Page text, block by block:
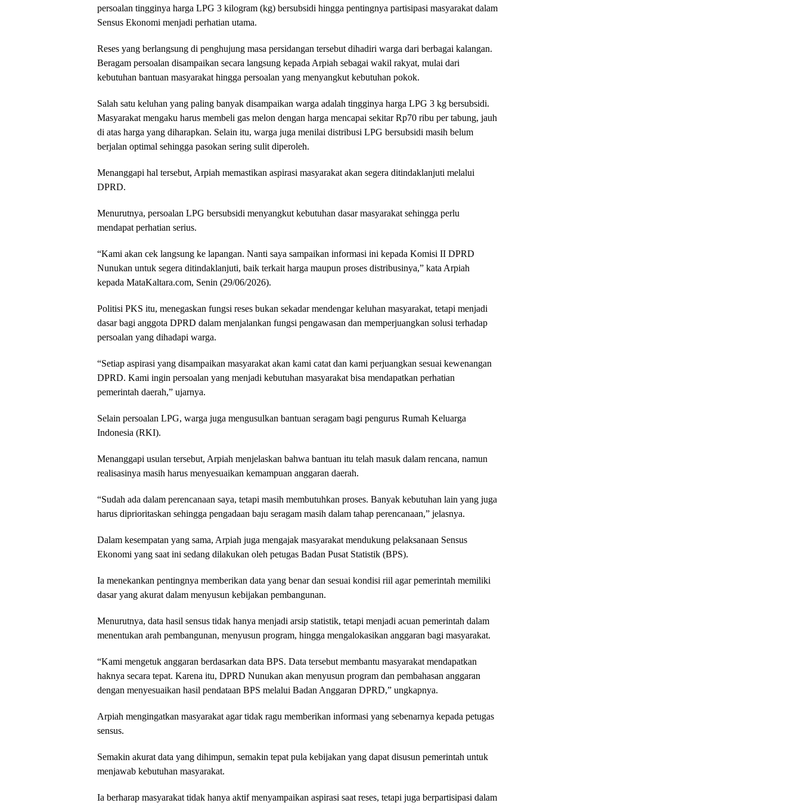
persoalan tingginya harga LPG 3 kilogram (kg) bersubsidi hingga pentingnya partisipasi masyarakat dalam
Sensus Ekonomi menjadi perhatian utama.
Reses yang berlangsung di penghujung masa persidangan tersebut dihadiri warga dari berbagai kalangan.
Beragam persoalan disampaikan secara langsung kepada Arpiah sebagai wakil rakyat, mulai dari
kebutuhan bantuan masyarakat hingga persoalan yang menyangkut kebutuhan pokok.
Salah satu keluhan yang paling banyak disampaikan warga adalah tingginya harga LPG 3 kg bersubsidi.
Masyarakat mengaku harus membeli gas melon dengan harga mencapai sekitar Rp70 ribu per tabung, jauh
di atas harga yang diharapkan. Selain itu, warga juga menilai distribusi LPG bersubsidi masih belum
berjalan optimal sehingga pasokan sering sulit diperoleh.
Menanggapi hal tersebut, Arpiah memastikan aspirasi masyarakat akan segera ditindaklanjuti melalui
DPRD.
Menurutnya, persoalan LPG bersubsidi menyangkut kebutuhan dasar masyarakat sehingga perlu
mendapat perhatian serius.
“Kami akan cek langsung ke lapangan. Nanti saya sampaikan informasi ini kepada Komisi II DPRD
Nunukan untuk segera ditindaklanjuti, baik terkait harga maupun proses distribusinya,” kata Arpiah
kepada MataKaltara.com, Senin (29/06/2026).
Politisi PKS itu, menegaskan fungsi reses bukan sekadar mendengar keluhan masyarakat, tetapi menjadi
dasar bagi anggota DPRD dalam menjalankan fungsi pengawasan dan memperjuangkan solusi terhadap
persoalan yang dihadapi warga.
“Setiap aspirasi yang disampaikan masyarakat akan kami catat dan kami perjuangkan sesuai kewenangan
DPRD. Kami ingin persoalan yang menjadi kebutuhan masyarakat bisa mendapatkan perhatian
pemerintah daerah,” ujarnya.
Selain persoalan LPG, warga juga mengusulkan bantuan seragam bagi pengurus Rumah Keluarga
Indonesia (RKI).
Menanggapi usulan tersebut, Arpiah menjelaskan bahwa bantuan itu telah masuk dalam rencana, namun
realisasinya masih harus menyesuaikan kemampuan anggaran daerah.
“Sudah ada dalam perencanaan saya, tetapi masih membutuhkan proses. Banyak kebutuhan lain yang juga
harus diprioritaskan sehingga pengadaan baju seragam masih dalam tahap perencanaan,” jelasnya.
Dalam kesempatan yang sama, Arpiah juga mengajak masyarakat mendukung pelaksanaan Sensus
Ekonomi yang saat ini sedang dilakukan oleh petugas Badan Pusat Statistik (BPS).
Ia menekankan pentingnya memberikan data yang benar dan sesuai kondisi riil agar pemerintah memiliki
dasar yang akurat dalam menyusun kebijakan pembangunan.
Menurutnya, data hasil sensus tidak hanya menjadi arsip statistik, tetapi menjadi acuan pemerintah dalam
menentukan arah pembangunan, menyusun program, hingga mengalokasikan anggaran bagi masyarakat.
“Kami mengetuk anggaran berdasarkan data BPS. Data tersebut membantu masyarakat mendapatkan
haknya secara tepat. Karena itu, DPRD Nunukan akan menyusun program dan pembahasan anggaran
dengan menyesuaikan hasil pendataan BPS melalui Badan Anggaran DPRD,” ungkapnya.
Arpiah mengingatkan masyarakat agar tidak ragu memberikan informasi yang sebenarnya kepada petugas
sensus.
Semakin akurat data yang dihimpun, semakin tepat pula kebijakan yang dapat disusun pemerintah untuk
menjawab kebutuhan masyarakat.
Ia berharap masyarakat tidak hanya aktif menyampaikan aspirasi saat reses, tetapi juga berpartisipasi dalam